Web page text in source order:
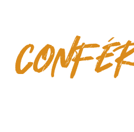
NOS